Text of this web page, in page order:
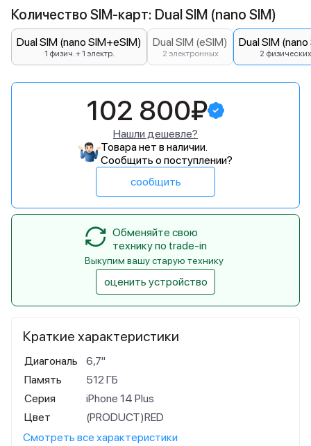
Краткие характеристики
Диагональ
6,7"
Память
512 ГБ
Серия
iPhone 14 Plus
Цвет
(PRODUCT)RED
Смотреть все характеристики
Количество SIM-карт: Dual SIM (nano SIM)
Dual SIM (nano SIM+eSIM)
1 физич. + 1 электр.
Dual SIM (eSIM)
2 электронных
Dual SIM
2 физических
102 800₽
Нашли дешевле?
Товара нет в наличии.
Сообщить о поступлении?
сообщить
Обменяйте свою
технику по trade-in
Выкупим вашу старую технику
оценить устройство